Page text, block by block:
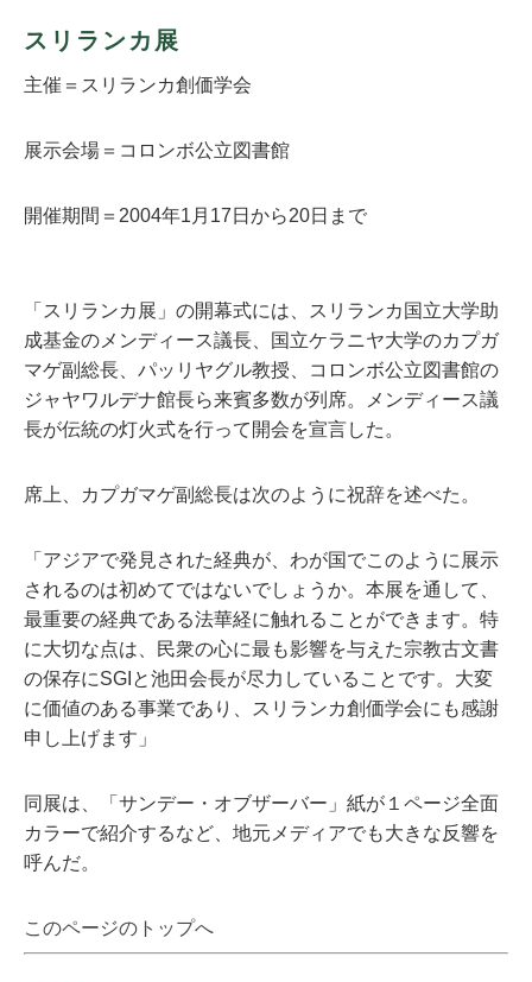
スリランカ展
主催＝スリランカ創価学会
展示会場＝コロンボ公立図書館
開催期間＝2004年1月17日から20日まで
「スリランカ展」の開幕式には、スリランカ国立大学助
成基金のメンディース議長、国立ケラニヤ大学のカプガ
マゲ副総長、パッリヤグル教授、コロンボ公立図書館の
ジャヤワルデナ館長ら来賓多数が列席。メンディース議
長が伝統の灯火式を行って開会を宣言した。
席上、カプガマゲ副総長は次のように祝辞を述べた。
「アジアで発見された経典が、わが国でこのように展示
されるのは初めてではないでしょうか。本展を通して、
最重要の経典である法華経に触れることができます。特
に大切な点は、民衆の心に最も影響を与えた宗教古文書
の保存にSGIと池田会長が尽力していることです。大変
に価値のある事業であり、スリランカ創価学会にも感謝
申し上げます」
同展は、「サンデー・オブザーバー」紙が１ページ全面
カラーで紹介するなど、地元メディアでも大きな反響を
呼んだ。
このページのトップへ